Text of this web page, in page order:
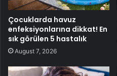
Çocuklarda havuz
enfeksiyonlarına dikkat! En
sık görülen 5 hastalık
August 7, 2026